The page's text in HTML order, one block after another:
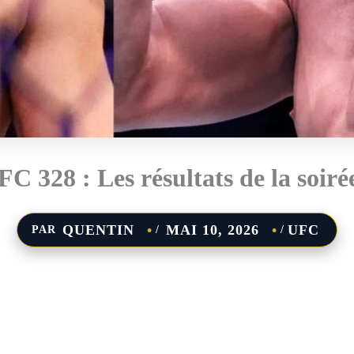
328 : Les résultats de la
PAR QUENTIN / MAI 10, 2026 / UFC